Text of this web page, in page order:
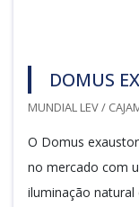
DOMUS
MUNDIAL LEV /
O Domus
no mercado com
iluminação